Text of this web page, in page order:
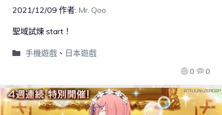
2021/12/09 作者: Mr. Qoo
0 0
聖域試煉 start！
手機遊戲、 日本遊戲